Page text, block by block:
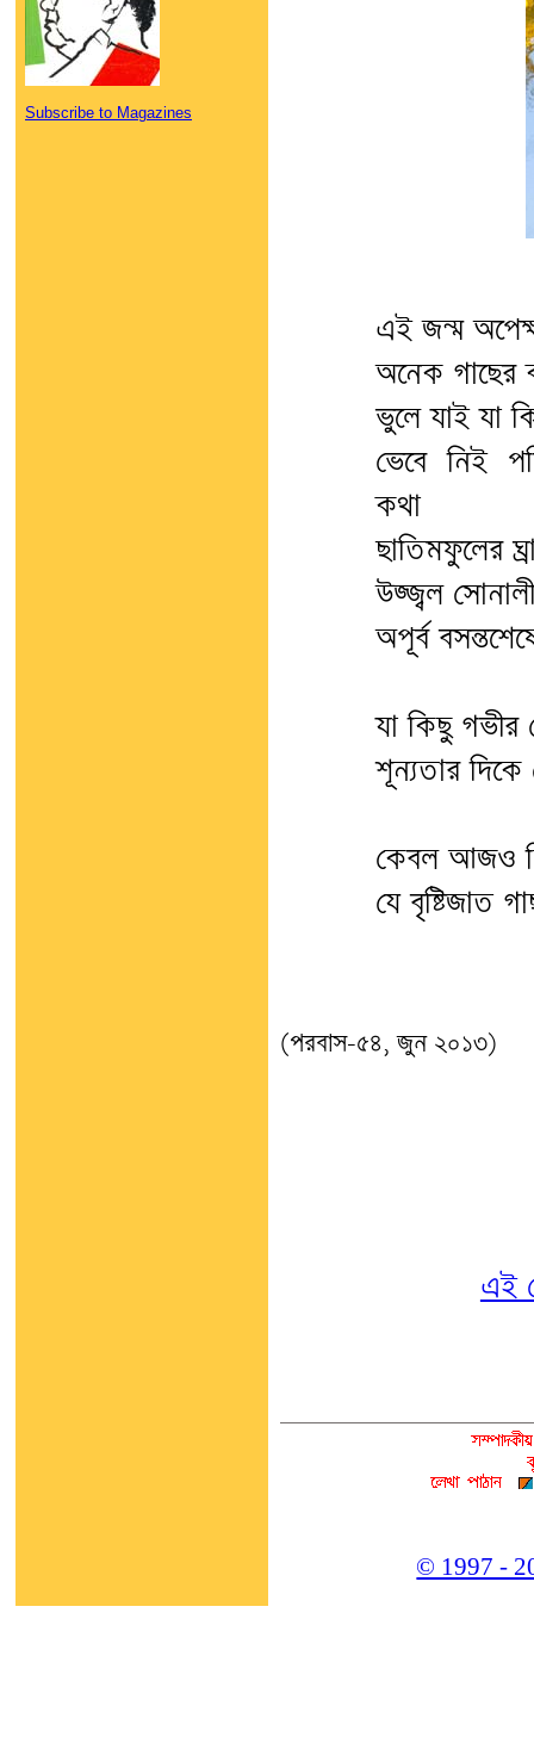
Subscribe to Magazines
এই জন্ম
অনেক গাছের
ভুলে যাই যা
ভেবে নিই
কথা
ছাতিমফুলের
উজ্জ্বল
অপূর্ব
যা কিছু গভীর
শূন্যতার
কেবল আজও
যে বৃষ্টিজাত
(পরবাস-৫৪, জুন ২০১৩)
এই
© 1997 -